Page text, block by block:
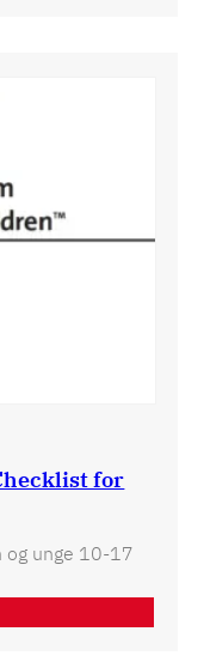
for
og unge 10-17